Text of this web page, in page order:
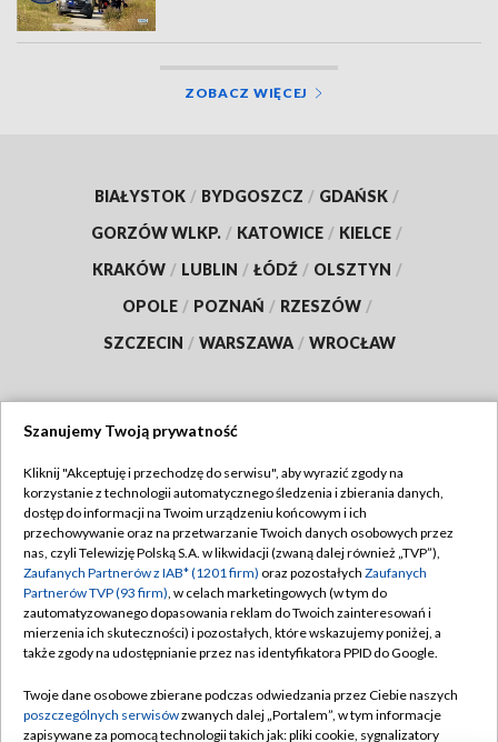
ZOBACZ WIĘCEJ
BIAŁYSTOK / BYDGOSZCZ / GDAŃSK /
GORZÓW WLKP. / KATOWICE / KIELCE /
KRAKÓW / LUBLIN / ŁÓDŹ / OLSZTYN /
OPOLE / POZNAŃ / RZESZÓW /
SZCZECIN / WARSZAWA / WROCŁAW
TVP
Abonament TVP
Emisja w TVP
Centrum informacji TVP
Naziemna Telewizja Cyfrowa
Rada Programowa
Regulamin TVP
Polityka prywatności
Moje zgody
Pomoc
Kontakt
Szanujemy Twoją prywatność
Kliknij "Akceptuję i przechodzę do serwisu", aby wyrazić zgody na
korzystanie z technologii automatycznego śledzenia i zbierania danych,
dostęp do informacji na Twoim urządzeniu końcowym i ich
przechowywanie oraz na przetwarzanie Twoich danych osobowych przez
nas, czyli Telewizję Polską S.A. w likwidacji (zwaną dalej również „TVP”),
Zaufanych Partnerów z IAB* (1201 firm) oraz pozostałych Zaufanych
Partnerów TVP (93 firm), w celach marketingowych (w tym do
zautomatyzowanego dopasowania reklam do Twoich zainteresowań i
mierzenia ich skuteczności) i pozostałych, które wskazujemy poniżej, a
także zgody na udostępnianie przez nas identyfikatora PPID do Google.
Twoje dane osobowe zbierane podczas odwiedzania przez Ciebie naszych
poszczególnych serwisówzwanych dalej „Portalem”, w tym informacje
zapisywane za pomocą technologii takich jak: pliki cookie, sygnalizatory